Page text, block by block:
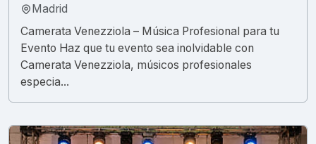
Madrid
Camerata Venezziola – Música Profesional para tu
Evento Haz que tu evento sea inolvidable con
Camerata Venezziola, músicos profesionales
especia...